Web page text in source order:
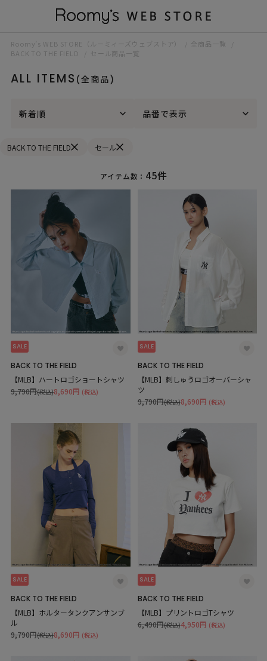
Roomy’s WEB STORE（ルーミィーズウェブストア）
全商品一覧
BACK TO THE FIELD
セール商品一覧
ALL ITEMS (全商品)
新着順 品番で表示
BACK TO THE FIELD セール
アイテム数： 45件
SALE
BACK TO THE FIELD
【MLB】ハートロゴショートシャツ
8,690円 (税込)
9,790円(税込)
SALE
BACK TO THE FIELD
【MLB】刺しゅうロゴオーバーシャ
ツ
8,690円 (税込)
9,790円(税込)
SALE
BACK TO THE FIELD
【MLB】ホルタータンクアンサンブ
ル
8,690円 (税込)
9,790円(税込)
SALE
BACK TO THE FIELD
【MLB】プリントロゴTシャツ
4,950円 (税込)
6,490円(税込)